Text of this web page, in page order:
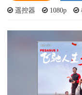
遥控器 1080p